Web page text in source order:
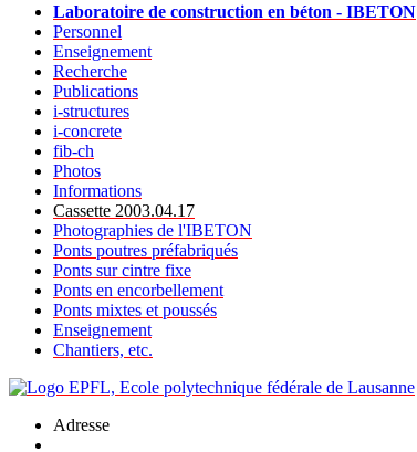
Laboratoire de construction en béton - IBETON
Personnel
Enseignement
Recherche
Publications
i-structures
i-concrete
fib-ch
Photos
Informations
Cassette 2003.04.17
Photographies de l'IBETON
Ponts poutres préfabriqués
Ponts sur cintre fixe
Ponts en encorbellement
Ponts mixtes et poussés
Enseignement
Chantiers, etc.
Adresse